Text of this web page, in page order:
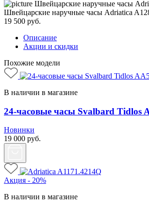
Швейцарские наручные часы Adriatica
19 500 руб.
Описание
Акции и скидки
Похожие модели
В наличии в магазине
24-часовые часы Svalbard Tidlos
Новинки
19 000 руб.
Акция - 20%
В наличии в магазине